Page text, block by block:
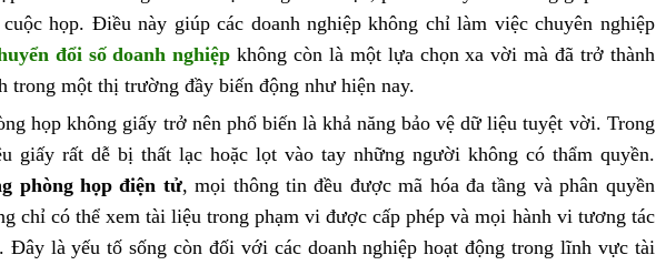
họp. Điều này giúp các doanh nghiệp không chỉ làm việc chuyên nghiệp
đổi số doanh nghiệp không còn là một lựa chọn xa vời mà đã trở thành
trong một thị trường đầy biến động như hiện nay.
họp không giấy trở nên phổ biến là khả năng bảo vệ dữ liệu tuyệt vời. Trong
giấy rất dễ bị thất lạc hoặc lọt vào tay những người không có thẩm quyền.
phòng họp điện tử, mọi thông tin đều được mã hóa đa tầng và phân quyền
chỉ có thể xem tài liệu trong phạm vi được cấp phép và mọi hành vi tương tác
là yếu tố sống còn đối với các doanh nghiệp hoạt động trong lĩnh vực tài